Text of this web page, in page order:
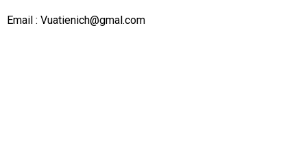
Email : Vuatienich@gmal.com